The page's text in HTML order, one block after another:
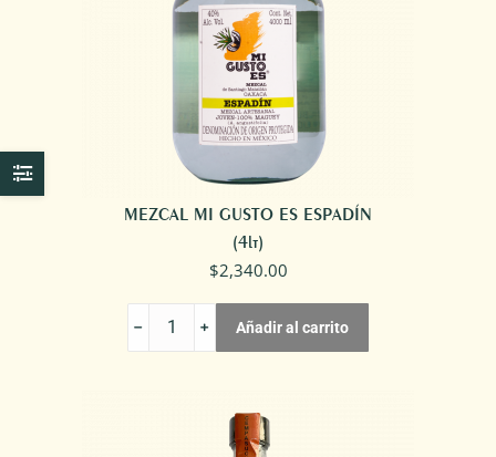
MEZCAL MI GUSTO ES ESPADÍN
(4lt)
$2,340.00
MI
GUSTO
Añadir al carrito